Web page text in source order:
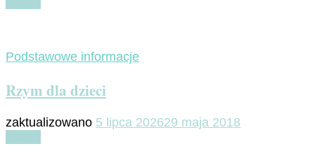
Podstawowe informacje
Rzym dla dzieci
zaktualizowano 5 lipca 202629 maja 2018